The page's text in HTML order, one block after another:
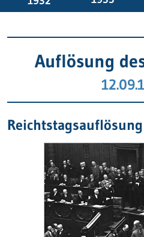
Auflösung
Reichtstagsauflösung